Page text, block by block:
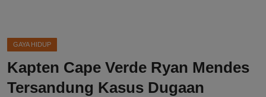
GAYA HIDUP
Kapten Cape Verde Ryan Mendes
Tersandung Kasus Dugaan